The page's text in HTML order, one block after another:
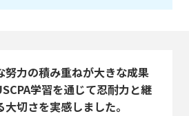
努力の積み重ねが大きな成果
学習を通じて忍耐力と継
大切さを実感しました。